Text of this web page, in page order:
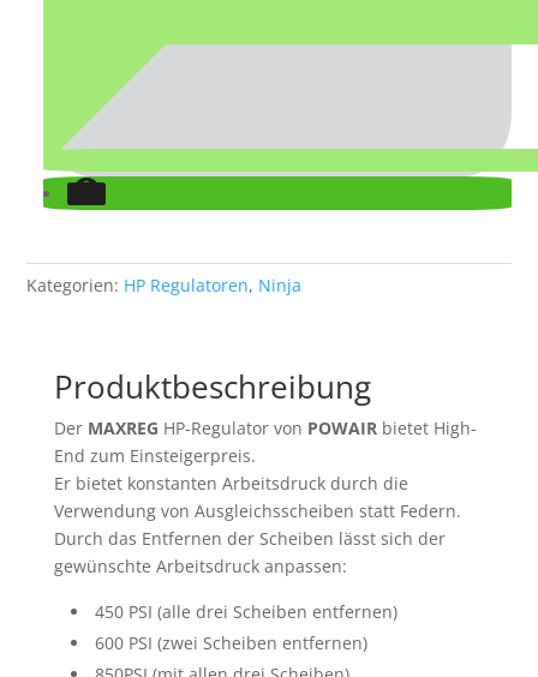
Kategorien: HP Regulatoren, Ninja
Produktbeschreibung
Der MAXREG HP-Regulator von POWAIRbietet High-
End zum Einsteigerpreis.
Er bietet konstanten Arbeitsdruck durch die
Verwendung von Ausgleichsscheiben statt Federn.
Durch das Entfernen der Scheiben lässt sich der
gewünschte Arbeitsdruck anpassen:
450 PSI (alle drei Scheiben entfernen)
600 PSI (zwei Scheiben entfernen)